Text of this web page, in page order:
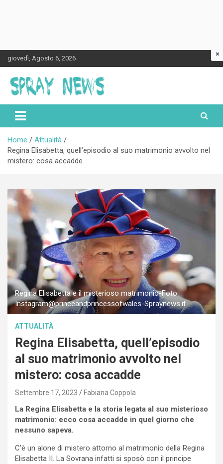
Skip
to
content
giovedì, Agosto 6, 2026
Spraynews.it
Home
Attualità
Regina Elisabetta, quell’episodio al suo matrimonio avvolto nel
mistero: cosa accadde
Regina Elisabetta e il misterioso matrimonio-Foto
Instagram@princeandprincessofwales-Spraynews.it
ATTUALITÀ
Regina Elisabetta, quell’episodio
al suo matrimonio avvolto nel
mistero: cosa accadde
Settembre 17, 2023 Fabiana Coppola
La Regina Elisabetta e la storia legata al suo misterioso
matrimonio: ecco cosa accadde in quel giorno che
nessuno sapeva.
C’è un alone di mistero attorno al matrimonio della Regina
Elisabetta II. La Sovrana infatti si sposò con il principe
×